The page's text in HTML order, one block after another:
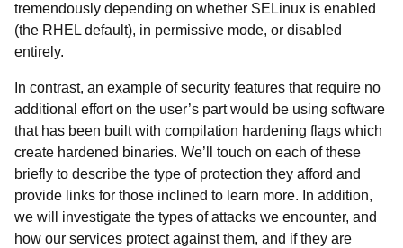
tremendously depending on whether SELinux is enabled
(the RHEL default), in permissive mode, or disabled
entirely.
In contrast, an example of security features that require no
additional effort on the user’s part would be using software
that has been built with compilation hardening flags which
create hardened binaries. We’ll touch on each of these
briefly to describe the type of protection they afford and
provide links for those inclined to learn more. In addition,
we will investigate the types of attacks we encounter, and
how our services protect against them, and if they are